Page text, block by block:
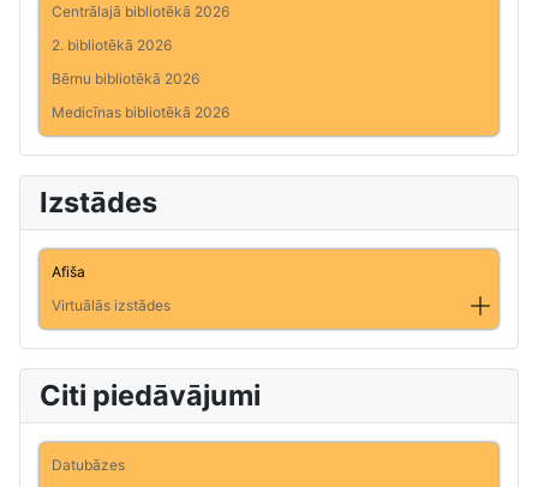
Centrālajā bibliotēkā 2026
2. bibliotēkā 2026
Bērnu bibliotēkā 2026
Medicīnas bibliotēkā 2026
Izstādes
Afiša
Virtuālās izstādes
Citi piedāvājumi
Datubāzes